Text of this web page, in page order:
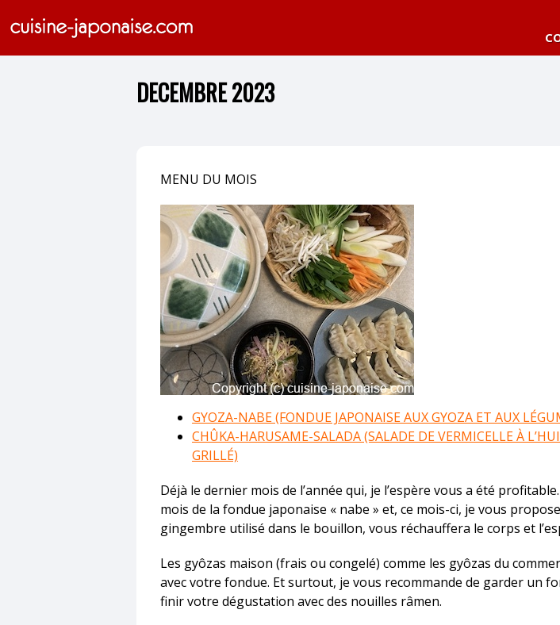
DECEMBRE 2023
MENU DU MOIS
GYOZA-NABE (FONDUE JAPONAISE AUX GYOZA ET AUX
CHÛKA-HARUSAME-SALADA (SALADE DE VERMICELLE À
GRILLÉ)
Déjà le dernier mois de l’année qui, je l’espère vous a été
mois de la fondue japonaise « nabe » et, ce mois-ci, je vous
gingembre utilisé dans le bouillon, vous réchauffera le corps et
Les gyôzas maison (frais ou congelé) comme les gyôzas du
avec votre fondue. Et surtout, je vous recommande de garder un
finir votre dégustation avec des nouilles râmen.